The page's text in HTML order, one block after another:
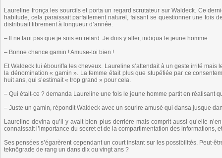
Laureline fronça les sourcils et porta un regard scrutateur sur Waldeck. Ce
habitude, cela paraissait parfaitement naturel, faisant se questionner une fois
distribuait librement à longueur d’année.
– Il ne faut pas que je sois en retard. Je dois y aller, indiqua le jeune homme.
– Bonne chance gamin ! Amuse-toi bien !
Et Waldeck lui ébouriffa les cheveux. Laureline s’attendait à un geste irrité
la dénomination « gamin ». La femme était plus que stupéfiée par ce
huit ans, qui s’estimait « trop grand » pour cela.
– Qui était-ce ? demanda Laureline une fois le jeune homme partit en réalisant
– Juste un gamin, répondit Waldeck avec un sourire amusé qui dansa jusque
Laureline devina qu’il y avait bien plus derrière mais comprit aussi qu’elle
connaissait l’importance du secret et de la compartimentation des informations,
Ses pensées s’égarèrent cependant un court instant sur les possibilités. Peut-
teknögrade de rang un dans dix ou vingt ans ?